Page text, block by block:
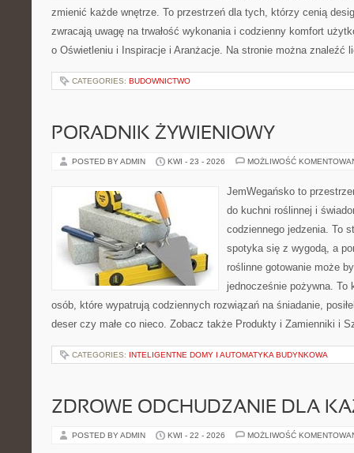
zmienić każde wnętrze. To przestrzeń dla tych, którzy cenią
zwracają uwagę na trwałość wykonania i codzienny komfort
o Oświetleniu i Inspiracje i Aranżacje. Na stronie można znaleźć
CATEGORIES: BUDOWNICTWO
PORADNIK ŻYWIENIOWY
POSTED BY ADMIN KWI - 23 - 2026 MOŻLIWOŚĆ
JemWegańsko to
do kuchni roślinnej i
codziennego jedzenia. To
spotyka się z wygodą, a
roślinne gotowanie może
jednocześnie pożywna. To
osób, które wypatrują codziennych rozwiązań na śniadanie,
deser czy małe co nieco. Zobacz także Produkty i Zamienniki i
CATEGORIES: INTELIGENTNE DOMY I AUTOMATYKA BUDYNKOWA
ZDROWE ODCHUDZANIE DLA
POSTED BY ADMIN KWI - 22 - 2026 MOŻLIWOŚĆ